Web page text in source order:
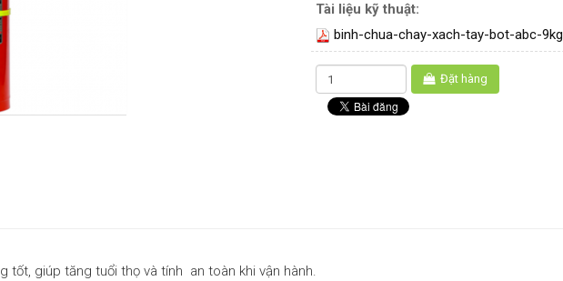
Tài liệu kỹ thuật:
binh-chua-chay-xach-tay-bot-abc-9kg
Đặt hàng
giúp tăng tuổi thọ và tính an toàn khi vận hành.